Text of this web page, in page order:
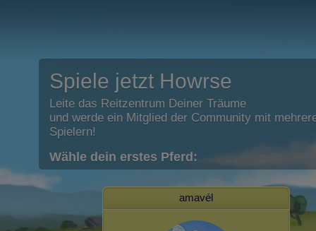
Spiele jetzt Howrse
Leite das Reitzentrum Deiner Träume
und werde ein Mitglied der Community mit
Spielern!
Wähle dein erstes Pferd:
amavél